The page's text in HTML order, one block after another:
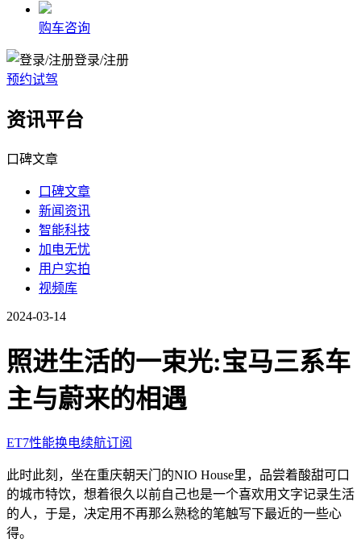
购车咨询
登录/注册
预约试驾
资讯平台
口碑文章
口碑文章
新闻资讯
智能科技
加电无忧
用户实拍
视频库
2024-03-14
照进生活的一束光:宝马三系车
主与蔚来的相遇
ET7性能换电续航订阅
此时此刻，坐在重庆朝天门的NIO House里，品尝着酸甜可口
的城市特饮，想着很久以前自己也是一个喜欢用文字记录生活
的人，于是，决定用不再那么熟稔的笔触写下最近的一些心
得。